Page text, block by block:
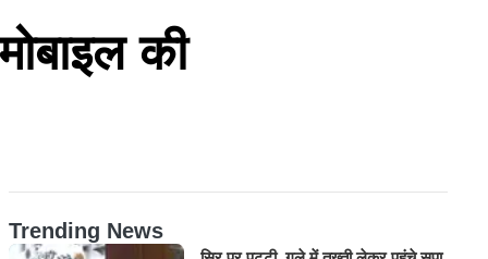
की
Trending News